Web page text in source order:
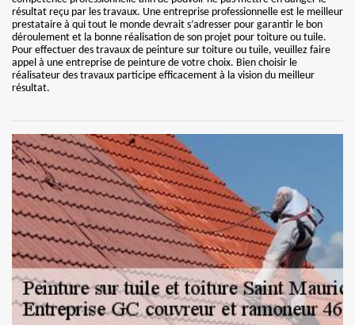
résultat reçu par les travaux. Une entreprise professionnelle est le meilleur
prestataire à qui tout le monde devrait s’adresser pour garantir le bon
déroulement et la bonne réalisation de son projet pour toiture ou tuile.
Pour effectuer des travaux de peinture sur toiture ou tuile, veuillez faire
appel à une entreprise de peinture de votre choix. Bien choisir le
réalisateur des travaux participe efficacement à la vision du meilleur
résultat.